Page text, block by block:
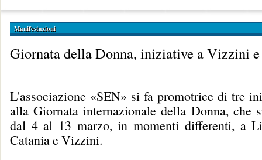
Manifestazioni
Giornata della Donna, iniziative a Vizzini
L'associazione «SEN» si fa promotrice di tre
alla Giornata internazionale della Donna, che
dal 4 al 13 marzo, in momenti differenti, a
Catania e Vizzini.